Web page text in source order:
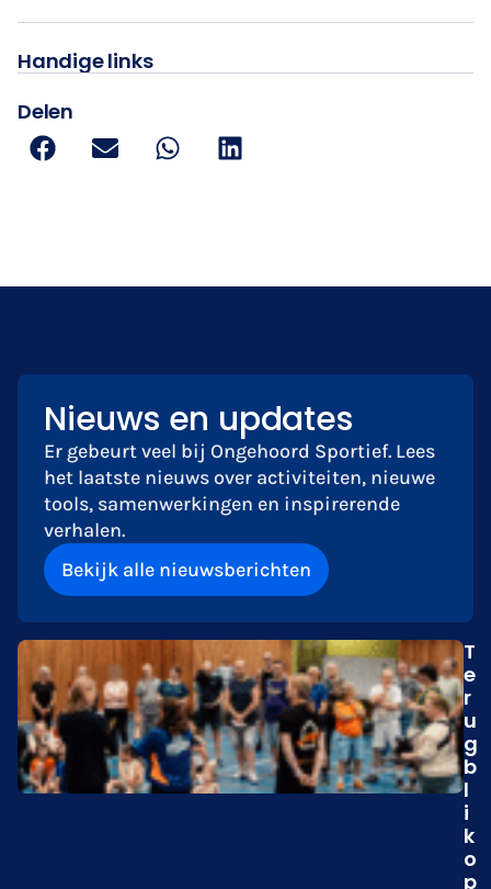
Handige links
Delen
Nieuws en updates
Er gebeurt veel bij Ongehoord Sportief. Lees
het laatste nieuws over activiteiten, nieuwe
tools, samenwerkingen en inspirerende
verhalen.
Bekijk alle nieuwsberichten
T
e
r
u
g
b
l
i
k
o
p